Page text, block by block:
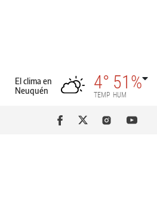
El clima en
Neuquén
4°
TEMP
51%
HUM